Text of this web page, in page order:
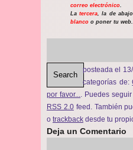
correo electrónico.
Latercera, la de
blanco o poner tu web.
Search
posteada el
categorías de:
por favor...
. Puedes
RSS 2.0feed. También
o trackback desde tu
Deja un Comentario